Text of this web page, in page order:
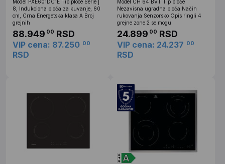
Model PXE601DC1E Tip ploce Serie |
8, Indukciona ploča za kuvanje, 60
cm, Crna Energetska klasa A Broj
grejnih
88.949 00 RSD
VIP cena: 87.250 00
RSD
Model CH 64 BVT Tip ploče
Nezavisna ugradna ploča Način
rukovanja Senzorsko Opis ringli 4
grejne zone 2 se mogu
24.899 00 RSD
VIP cena: 24.237 00
RSD